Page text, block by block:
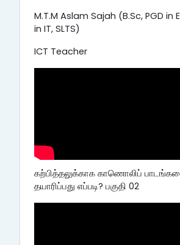
M.T.M Aslam Sajah (B.Sc, PGD in
in IT, SLTS)
ICT Teacher
கற்பித்தலுக்காக காணொலிப்
தயாரிப்பது எப்படி? பகுதி 02